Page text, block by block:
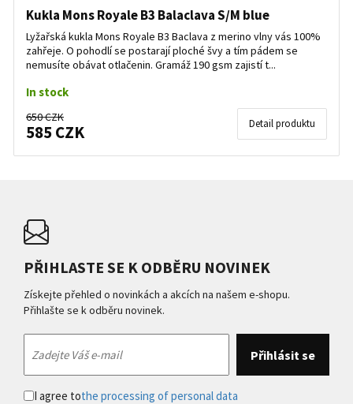
Kukla Mons Royale B3 Balaclava S/M blue
Lyžařská kukla Mons Royale B3 Baclava z merino vlny vás 100%
zahřeje. O pohodlí se postarají ploché švy a tím pádem se
nemusíte obávat otlačenin. Gramáž 190 gsm zajistí t...
In stock
650 CZK
585 CZK Detail produktu
PŘIHLASTE SE K ODBĚRU NOVINEK
Získejte přehled o novinkách a akcích na našem e-shopu.
Přihlašte se k odběru novinek.
I agree tothe processing of personal data